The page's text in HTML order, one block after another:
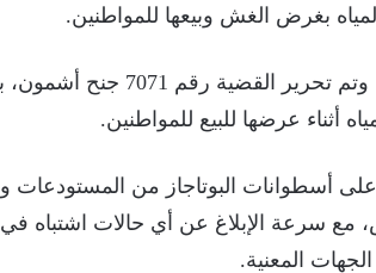
بغرض الغش وبيعها للمواطنين.
كما أشارت الشركة إلى أنه سبق ضبط واقعة
أثناء عرضها للبيع للمواطنين.
أسطوانات البوتاجاز من المستودعات
سرعة الإبلاغ عن أي حالات اشتباه في
المعنية.